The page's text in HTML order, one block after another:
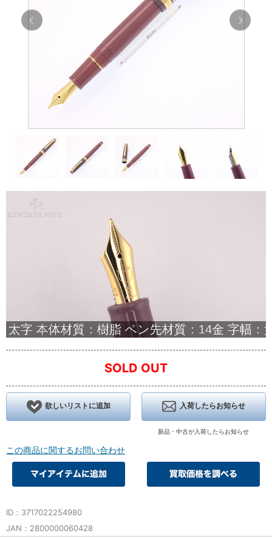
SOLD OUT
欲しいリストに追加 入荷したらお知らせ
新品・中古が入荷したらお知らせ
この商品に関するお問い合わせ
ID：3717022254980
JAN：2800000060428